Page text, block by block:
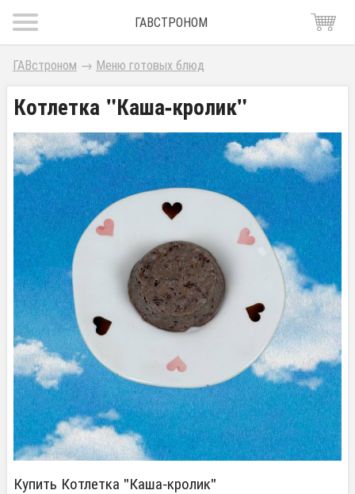
ГАВСТРОНОМ
ГАВстроном → Меню готовых блюд
Котлетка "Каша-кролик"
Купить Котлетка "Каша-кролик"